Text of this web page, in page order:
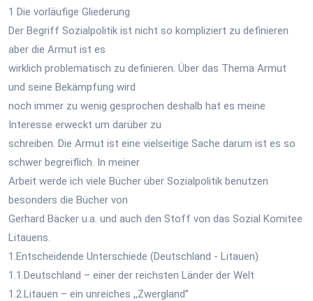
1 Die vorläufige Gliederung
Der Begriff Sozialpolitik ist nicht so kompliziert zu definieren
aber die Armut ist es
wirklich problematisch zu definieren. Über das Thema Armut
und seine Bekämpfung wird
noch immer zu wenig gesprochen deshalb hat es meine
Interesse erweckt um darüber zu
schreiben. Die Armut ist eine vielseitige Sache darum ist es so
schwer begreiflich. In meiner
Arbeit werde ich viele Bücher über Sozialpolitik benutzen
besonders die Bücher von
Gerhard Bäcker u.a. und auch den Stoff von das Sozial Komitee
Litauens.
1.Entscheidende Unterschiede (Deutschland - Litauen)
1.1.Deutschland – einer der reichsten Länder der Welt
1.2.Litauen – ein unreiches ,,Zwergland’’